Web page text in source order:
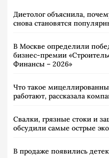
Диетолог объяснила,
снова становятся
В Москве определили
бизнес-премии
Финансы – 2026»
Что такое
работают, рассказала
Свалки, грязные стоки и
обсудили самые острые
В продаже появились